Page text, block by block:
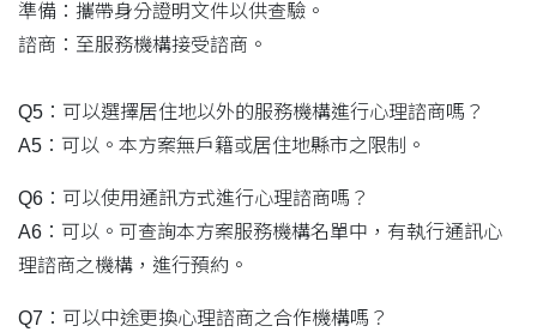
準備：攜帶身分證明文件以供查驗。
諮商：至服務機構接受諮商。
Q5：可以選擇居住地以外的服務機構進行心理諮商嗎？
A5：可以。本方案無戶籍或居住地縣市之限制。
Q6：可以使用通訊方式進行心理諮商嗎？
A6：可以。可查詢本方案服務機構名單中，有執行通訊心
理諮商之機構，進行預約。
Q7：可以中途更換心理諮商之合作機構嗎？